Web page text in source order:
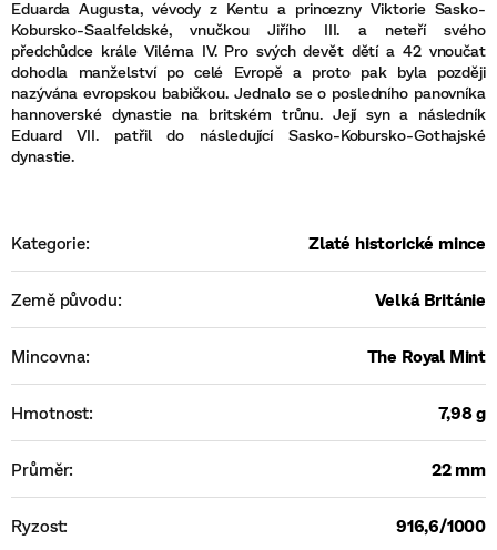
Eduarda Augusta, vévody z Kentu a princezny Viktorie Sasko-
Kobursko-Saalfeldské, vnučkou Jiřího III. a neteří svého
předchůdce krále Viléma IV. Pro svých devět dětí a 42 vnoučat
dohodla manželství po celé Evropě a proto pak byla později
nazývána evropskou babičkou. Jednalo se o posledního panovníka
hannoverské dynastie na britském trůnu. Její syn a následník
Eduard VII. patřil do následující Sasko-Kobursko-Gothajské
dynastie.
Kategorie: Zlaté historické mince
Země původu: Velká Británie
Mincovna: The Royal Mint
Hmotnost: 7,98 g
Průměr: 22 mm
Ryzost: 916,6/1000